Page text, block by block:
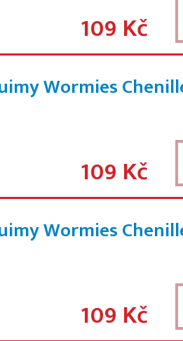
109 Kč
Wormies
109 Kč
Wormies
109 Kč